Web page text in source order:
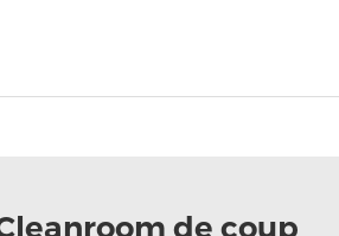
de coup